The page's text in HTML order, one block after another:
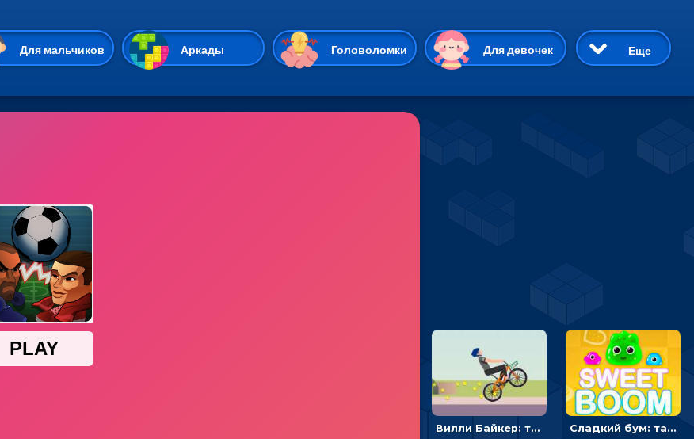
Для мальчиков Аркады Головоломки Для девочек
Казуальные Веселые 3D Приключения
Симуляторы
Пасьянс
Еще
Вилли Байкер: трюки на велосипеде - гонки Сладкий бум: тапнуть, чтобы взорвать желейки - головоломка